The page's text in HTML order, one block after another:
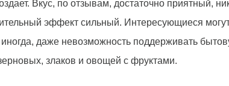
Вкус, по отзывам, достаточно приятный,
эффект сильный. Интересующиеся
даже невозможность поддерживать
злаков и овощей с фруктами.